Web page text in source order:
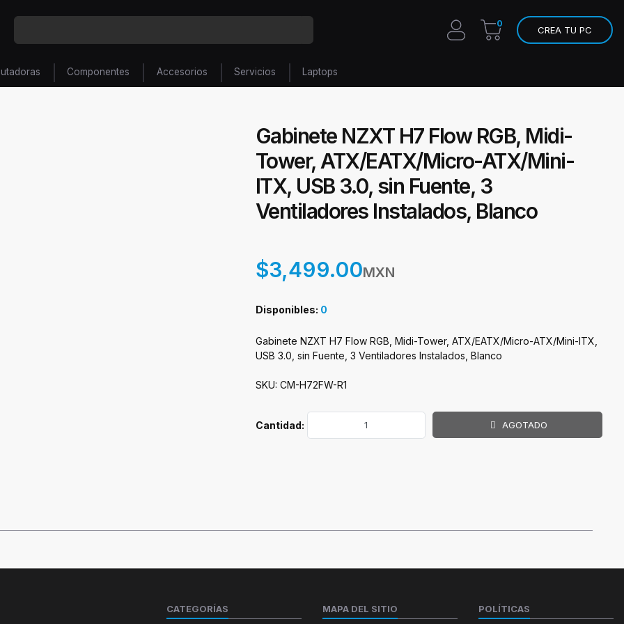
0
CREA TU PC
Componentes Accesorios Servicios Laptops
Gabinete NZXT H7 Flow RGB, Midi-
Tower, ATX/EATX/Micro-ATX/Mini-
ITX, USB 3.0, sin Fuente, 3
Ventiladores Instalados, Blanco
$3,499.00MXN
Disponibles: 0
Gabinete NZXT H7 Flow RGB, Midi-Tower, ATX/EATX/Micro-ATX/Mini-ITX,
USB 3.0, sin Fuente, 3 Ventiladores Instalados, Blanco
SKU: CM-H72FW-R1
Cantidad: AGOTADO
CATEGORÍAS MAPA DEL SITIO POLÍTICAS